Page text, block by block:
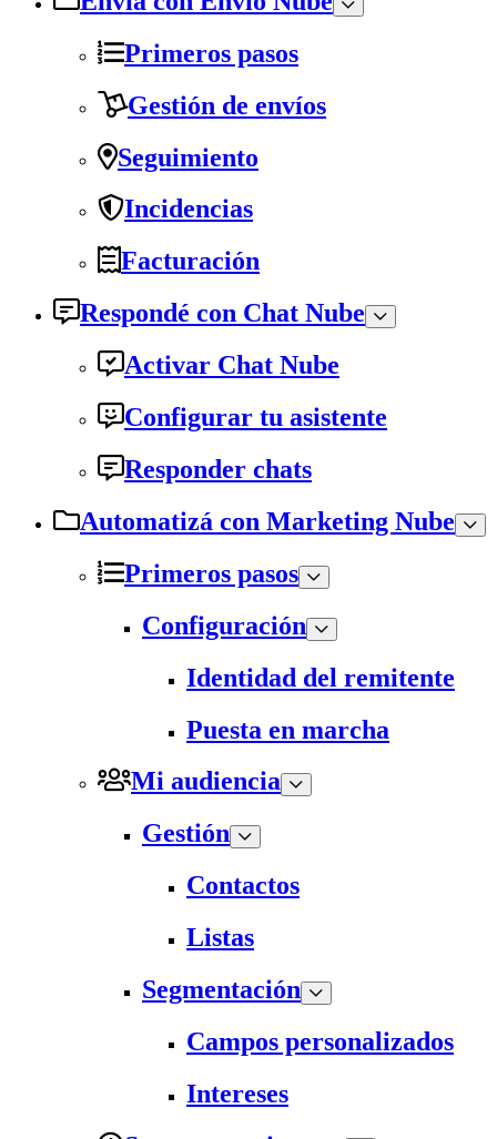
Primeros pasos
Gestión de envíos
Seguimiento
Incidencias
Facturación
Respondé con Chat Nube
Activar Chat Nube
Configurar tu asistente
Responder chats
Automatizá con Marketing Nube
Primeros pasos
Configuración
Identidad del remitente
Puesta en marcha
Mi audiencia
Gestión
Contactos
Listas
Segmentación
Campos personalizados
Intereses